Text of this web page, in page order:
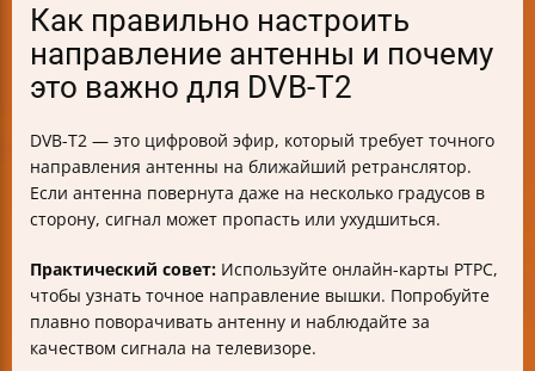
Как правильно настроить
направление антенны и почему
это важно для DVB-T2
DVB-T2 — это цифровой эфир, который требует точного
направления антенны на ближайший ретранслятор.
Если антенна повернута даже на несколько градусов в
сторону, сигнал может пропасть или ухудшиться.
Практический совет: Используйте онлайн-карты РТРС,
чтобы узнать точное направление вышки. Попробуйте
плавно поворачивать антенну и наблюдайте за
качеством сигнала на телевизоре.